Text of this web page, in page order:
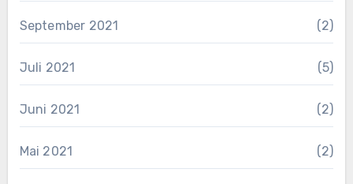
September 2021 (2)
Juli 2021 (5)
Juni 2021 (2)
Mai 2021 (2)